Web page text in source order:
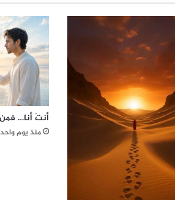
أنتَ أنا… فمن
منذ يوم واحد